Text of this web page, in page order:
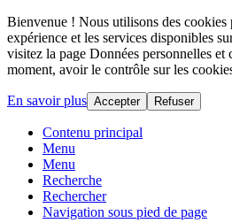
Bienvenue ! Nous utilisons des cookies
expérience et les services disponibles
visitez la page Données personnelles
moment, avoir le contrôle sur les
En savoir plus Accepter Refuser
Contenu principal
Menu
Menu
Recherche
Rechercher
Navigation sous pied de page